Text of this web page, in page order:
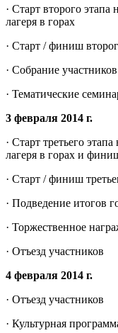
· Старт второго
лагеря в горах
· Старт / финиш
· Собрание
· Тематические
3 февраля 2014 г.
· Старт третьего
лагеря в горах и
· Старт / финиш
· Подведение итогов
· Торжественное
· Отъезд участников
4 февраля 2014 г.
· Отъезд участников
· Культурная